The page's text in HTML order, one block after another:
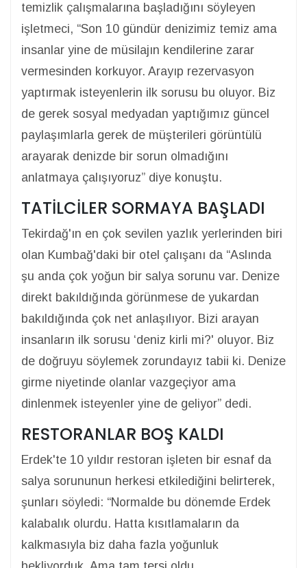
temizlik çalışmalarına başladığını söyleyen
işletmeci, “Son 10 gündür denizimiz temiz ama
insanlar yine de müsilajın kendilerine zarar
vermesinden korkuyor. Arayıp rezervasyon
yaptırmak isteyenlerin ilk sorusu bu oluyor. Biz
de gerek sosyal medyadan yaptığımız güncel
paylaşımlarla gerek de müşterileri görüntülü
arayarak denizde bir sorun olmadığını
anlatmaya çalışıyoruz” diye konuştu.
TATİLCİLER SORMAYA BAŞLADI
Tekirdağ'ın en çok sevilen yazlık yerlerinden biri
olan Kumbağ'daki bir otel çalışanı da “Aslında
şu anda çok yoğun bir salya sorunu var. Denize
direkt bakıldığında görünmese de yukardan
bakıldığında çok net anlaşılıyor. Bizi arayan
insanların ilk sorusu ‘deniz kirli mi?' oluyor. Biz
de doğruyu söylemek zorundayız tabii ki. Denize
girme niyetinde olanlar vazgeçiyor ama
dinlenmek isteyenler yine de geliyor” dedi.
RESTORANLAR BOŞ KALDI
Erdek'te 10 yıldır restoran işleten bir esnaf da
salya sorununun herkesi etkilediğini belirterek,
şunları söyledi: “Normalde bu dönemde Erdek
kalabalık olurdu. Hatta kısıtlamaların da
kalkmasıyla biz daha fazla yoğunluk